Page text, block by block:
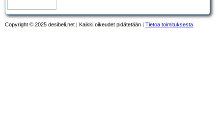
Copyright © 2025 desibeli.net | Kaikki oikeudet pidätetään | Tietoa toimituksesta